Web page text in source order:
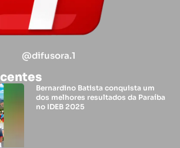
@difusora.1
Bernardino Batista conquista um
dos melhores resultados da Paraíba
no IDEB 2025